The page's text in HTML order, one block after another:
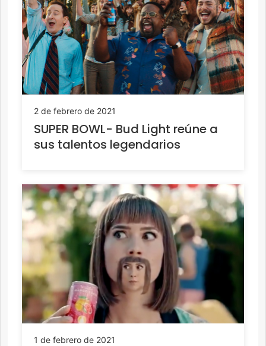
2 de febrero de 2021
SUPER BOWL- Bud Light reúne a
sus talentos legendarios
1 de febrero de 2021